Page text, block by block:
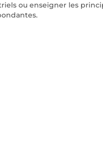
ou enseigner les